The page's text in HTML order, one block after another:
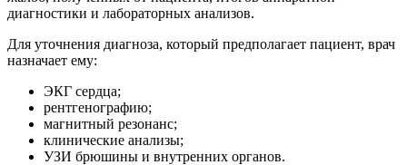
диагностики и лабораторных анализов.
Для уточнения диагноза, который предполагает пациент, врач
назначает ему:
ЭКГ сердца;
рентгенографию;
магнитный резонанс;
клинические анализы;
УЗИ брюшины и внутренних органов.